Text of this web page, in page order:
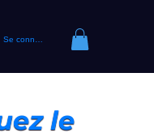
Se connecter
le